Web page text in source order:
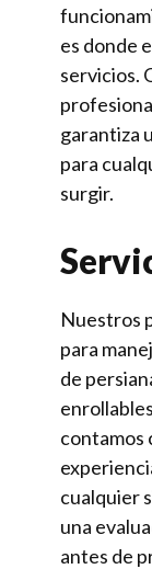
es donde
servicios.
garantiza
para
surgir.
Nuestros
para
de
contamos
cualquier
una
antes de